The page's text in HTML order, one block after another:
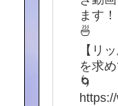
ます！
🍜
【リ
を求
🌀